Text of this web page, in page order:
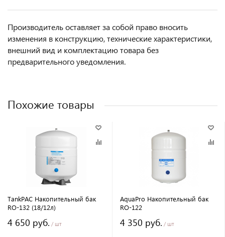
Производитель оставляет за собой право вносить
изменения в конструкцию, технические характеристики,
внешний вид и комплектацию товара без
предварительного уведомления.
Похожие товары
TankPAC Накопительный бак
RO-132 (18/12л)
4 650 руб. / шт
AquaPro Накопительный бак
RO-122
4 350 руб. / шт